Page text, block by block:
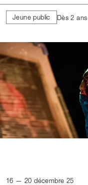
Jeune public Dès 2 ans
16 — 20 décembre 25